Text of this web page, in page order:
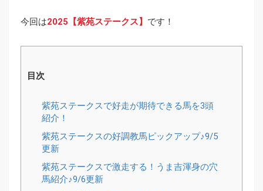
今回は2025【紫苑ステークス】 です！
目次
紫苑ステークスで好走が期待できる馬を3頭
紹介！
紫苑ステークスの好調教馬ピックアップ♪9/5
更新
紫苑ステークスで激走する！うま吉渾身の穴
馬紹介♪9/6更新